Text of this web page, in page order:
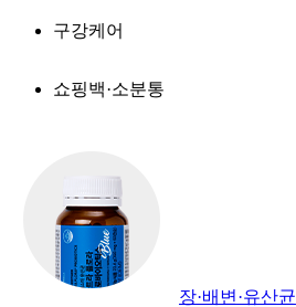
구강케어
쇼핑백·소분통
장·배변·유산균